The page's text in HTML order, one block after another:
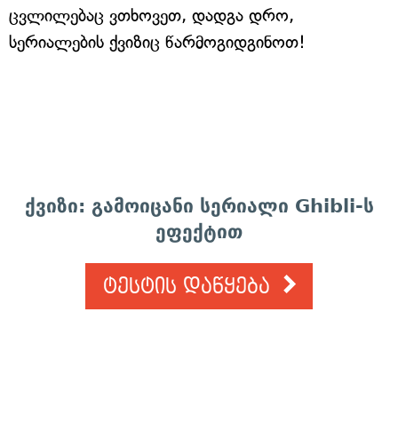
ცვლილებაც ვთხოვეთ, დადგა დრო,
სერიალების ქვიზიც წარმოგიდგინოთ!
ქვიზი: გამოიცანი სერიალი Ghibli-ს
ეფექტით
ტესტის დაწყება